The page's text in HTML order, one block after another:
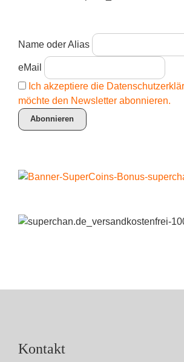
Name oder Alias
eMail
Ich akzeptiere die
möchte den Newsletter abonnieren.
Kontakt